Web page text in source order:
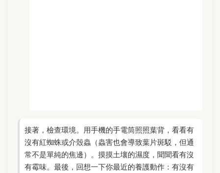
接著，檢查環境。用手機的手電筒照照葉背，看看有
沒有紅蜘蛛或介殼蟲（蟲害也會導致葉片斑駁，但通
常不是單純的焦邊）。摸摸土壤的濕度，聞聞看有沒
有霉味。最後，回想一下你最近的養護動作：有沒有